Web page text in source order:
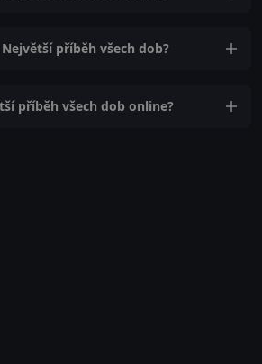
příběh všech dob?
příběh všech dob online?